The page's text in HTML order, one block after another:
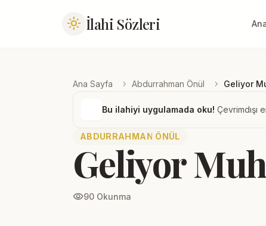
light_mode İlahi Sözleri
Ana Sayfa chevron_right Abdurrahman Önül chevron_right Geliyor
Bu ilahiyi uygulamada oku! Çevrimdışı
ABDURRAHMAN ÖNÜL
Geliyor
visibility90 Okunma